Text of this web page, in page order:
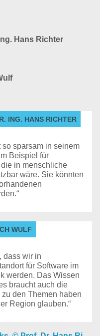
Hans Richter
ING. HANS RICHTER
so sparsam in seinem
Beispiel für
in menschliche
wäre. Sie könnten
WULF
dass wir in
für Software im
werden. Das Wissen
braucht auch die
den Themen haben
Region glauben.“